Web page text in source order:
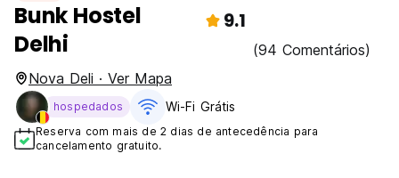
Bunk Hostel
Delhi
9.1
(94 Comentários)
Nova Deli · Ver Mapa
hospedados Wi-Fi Grátis
Reserva com mais de 2 dias de antecedência para
cancelamento gratuito.